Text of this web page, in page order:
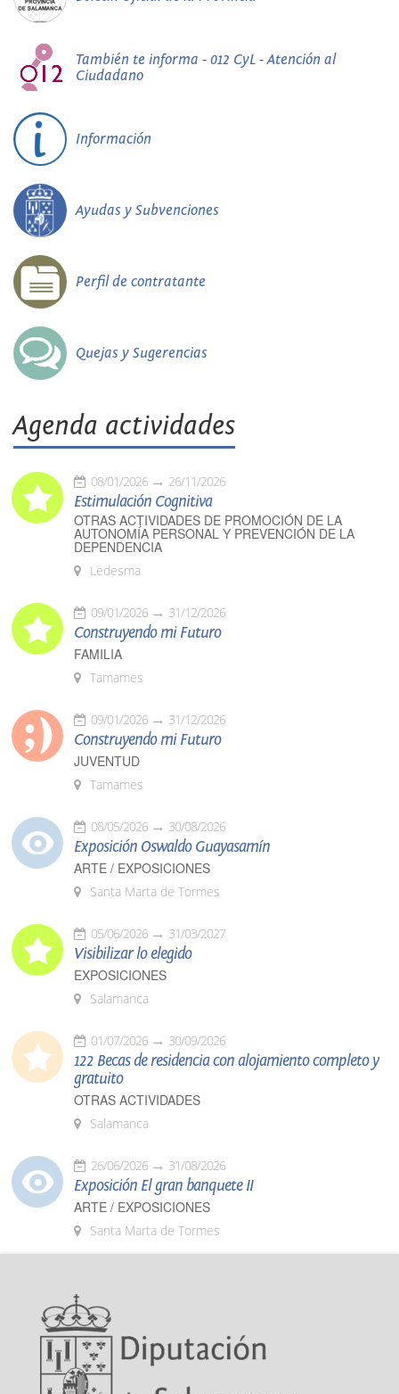
También te informa - 012 CyL - Atención al
Ciudadano
Información
Ayudas y Subvenciones
Perfil de contratante
Quejas y Sugerencias
Agenda actividades
08/01/2026 26/11/2026
Estimulación Cognitiva
OTRAS ACTIVIDADES DE PROMOCIÓN DE LA
AUTONOMÍA PERSONAL Y PREVENCIÓN DE LA
DEPENDENCIA
Ledesma
09/01/2026 31/12/2026
Construyendo mi Futuro
FAMILIA
Tamames
09/01/2026 31/12/2026
Construyendo mi Futuro
JUVENTUD
Tamames
08/05/2026 30/08/2026
Exposición Oswaldo Guayasamín
ARTE / EXPOSICIONES
Santa Marta de Tormes
05/06/2026 31/03/2027
Visibilizar lo elegido
EXPOSICIONES
Salamanca
01/07/2026 30/09/2026
122 Becas de residencia con alojamiento completo y
gratuito
OTRAS ACTIVIDADES
Salamanca
26/06/2026 31/08/2026
Exposición El gran banquete II
ARTE / EXPOSICIONES
Santa Marta de Tormes